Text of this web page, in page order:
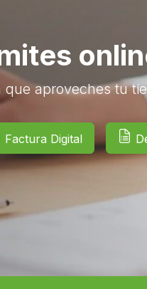
aproveches tu
Factura Digital